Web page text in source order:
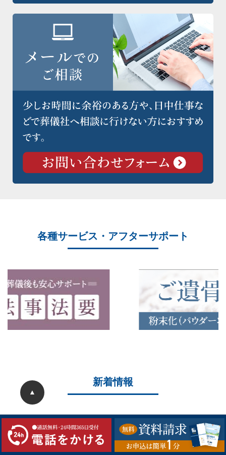
各種サービス・アフターサポート
新着情報
2026/05/22 ことぶき中央斎場 20周年大感謝祭を開催しまし
た
2026/05/04 ことぶき中央斎場 20周年記念大感謝祭開催のお
▲